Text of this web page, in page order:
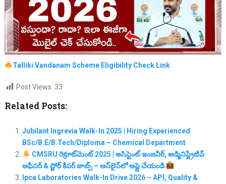
Talliki Vandanam Scheme Eligibility Check Link
Post Views: 33
Related Posts:
Jubilant Ingrevia Walk-In 2025 | Hiring Experienced
BSc/B.E/B.Tech/Diploma – Chemical Department
CMSRU రిక్రూట్‌మెంట్ 2025 | అసిస్టెంట్ ఇంజనీర్, అడ్మినిస్ట్రేటివ్
ఆఫీసర్ & స్టోర్ కీపర్ జాబ్స్ – ఆన్‌లైన్‌లో అప్లై చేయండి
Ipca Laboratories Walk-In Drive 2026 – API, Quality &